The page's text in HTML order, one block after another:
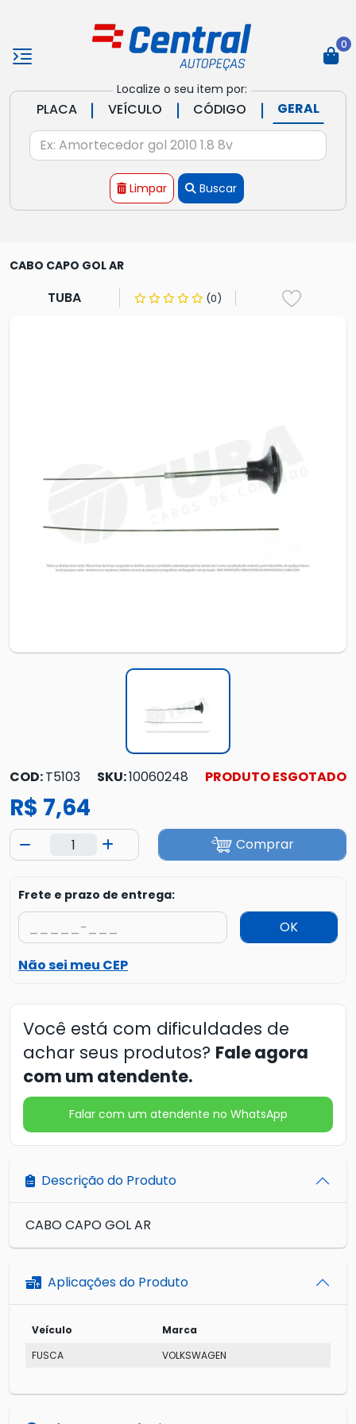
Localize o seu item por:
PLACA | VEÍCULO | CÓDIGO | GERAL
Limpar Buscar
0
CABO CAPO GOL AR
TUBA (0)
COD:T5103 SKU:10060248 PRODUTO ESGOTADO
R$ 7,64
Comprar
Frete e prazo de entrega:
OK
Não sei meu CEP
Você está com dificuldades de
achar seus produtos? Fale agora
com um atendente.
Falar com um atendente no WhatsApp
Descrição do Produto
CABO CAPO GOL AR
Aplicações do Produto
Veículo Marca
FUSCA
VOLKSWAGEN